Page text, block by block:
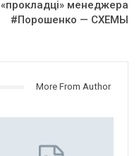
«прокладці» менеджера
#Порошенко — СХЕМЫ
More From Author